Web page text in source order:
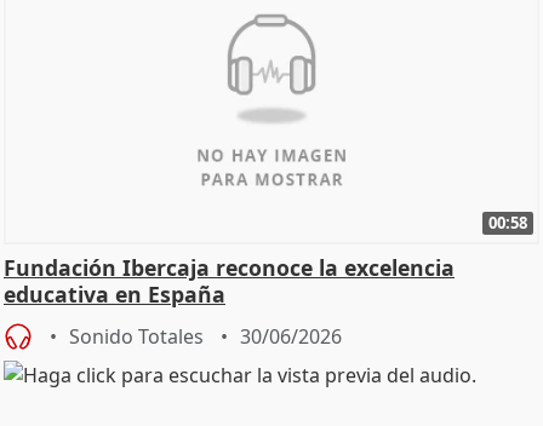
00:58
Fundación Ibercaja reconoce la excelencia
educativa en España
Sonido Totales 30/06/2026